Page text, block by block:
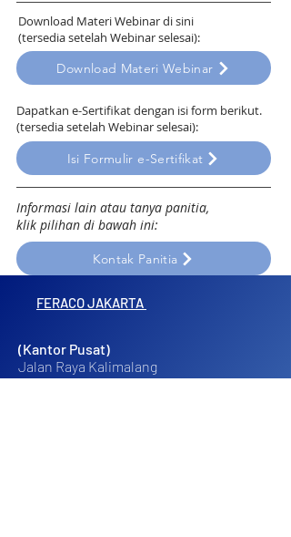
Download Materi Webinar di sini
(tersedia setelah Webinar selesai):
Download Materi Webinar
Dapatkan e-Sertifikat dengan isi form berikut.
(tersedia setelah Webinar selesai):
Isi Formulir e-Sertifikat
Informasi lain atau tanya panitia,
klik pilihan di bawah ini:
Kontak Panitia
FERACO JAKARTA
(Kantor Pusat)
Jalan Raya Kalimalang
PURI SENTRA NIAGA Unit B-42